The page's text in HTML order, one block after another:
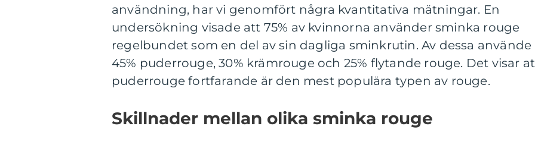
användning, har vi genomfört några kvantitativa mätningar. En
undersökning visade att 75% av kvinnorna använder sminka rouge
regelbundet som en del av sin dagliga sminkrutin. Av dessa använde
45% puderrouge, 30% krämrouge och 25% flytande rouge. Det visar
puderrouge fortfarande är den mest populära typen av rouge.
Skillnader mellan olika sminka rouge